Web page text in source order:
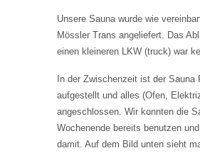
Unsere Sauna wurde wie
Mössler Trans angeliefert. Das
einen kleineren LKW (truck) war
In der Zwischenzeit ist der Sauna
aufgestellt und alles (Ofen,
angeschlossen. Wir konnten die
Wochenende bereits benutzen
damit. Auf dem Bild unten sieht